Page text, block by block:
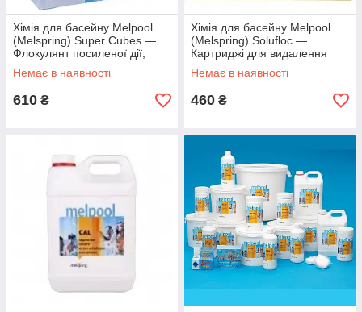
Хімія для басейну Melpool
(Melspring) Super Cubes —
Флокулянт посиленої дії,
0,375 кг
Немає в наявності
610 ₴
Хімія для басейну Melpool
(Melspring) Solufloc —
Картриджі для видалення
нефільтрованих домішок, 1 кг
Немає в наявності
460 ₴